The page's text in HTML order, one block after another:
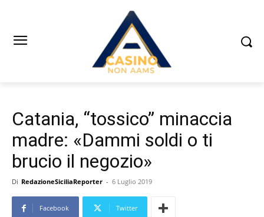
Catania, “tossico” minaccia
madre: «Dammi soldi o ti
brucio il negozio»
Di RedazioneSiciliaReporter - 6 Luglio 2019
Facebook Twitter